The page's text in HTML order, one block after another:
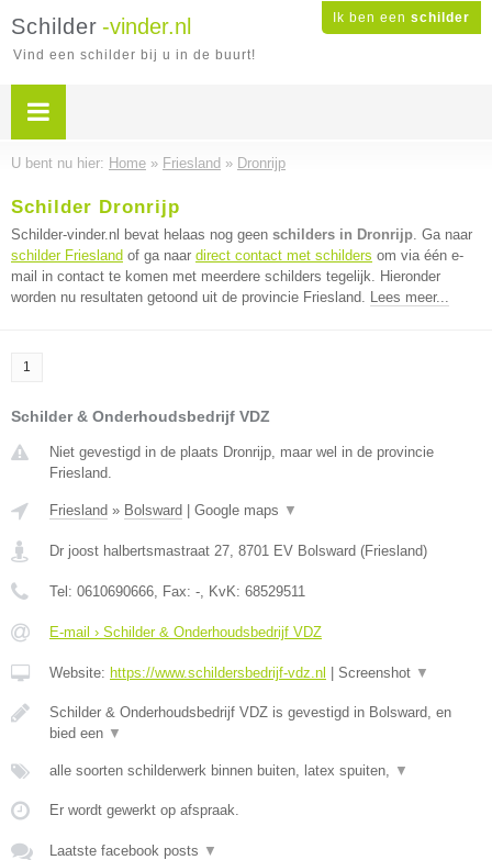
Ik ben een schilder
Schilder -vinder.nl
Vind een schilder bij u in de buurt!
U bent nu hier: Home » Friesland » Dronrijp
Schilder Dronrijp
Schilder-vinder.nl bevat helaas nog geen schilders in Dronrijp. Ga naar
schilder Friesland of ga naar direct contact met schilders om via één e-
mail in contact te komen met meerdere schilders tegelijk. Hieronder
worden nu resultaten getoond uit de provincie Friesland. Lees meer...
1
Schilder & Onderhoudsbedrijf VDZ
Niet gevestigd in de plaats Dronrijp, maar wel in de provincie
Friesland.
Friesland » Bolsward Google maps ▼
Dr joost halbertsmastraat 27, 8701 EV Bolsward (Friesland)
Tel: 0610690666, Fax: -, KvK: 68529511
E-mail › Schilder & Onderhoudsbedrijf VDZ
Website: https://www.schildersbedrijf-vdz.nl Screenshot ▼
Schilder & Onderhoudsbedrijf VDZ is gevestigd in Bolsward, en
bied een ▼
alle soorten schilderwerk binnen buiten, latex spuiten, ▼
Er wordt gewerkt op afspraak.
Laatste facebook posts ▼